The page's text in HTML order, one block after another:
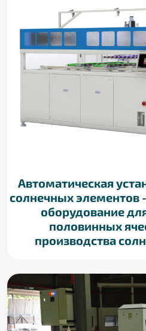
Автоматическая
солнечных элементов
оборудование
половинных
производства